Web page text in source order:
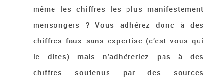
même les chiffres les plus manifestement
mensongers ? Vous adhérez donc à des
chiffres faux sans expertise (c’est vous qui
le dites) mais n’adhéreriez pas à des
chiffres soutenus par des sources